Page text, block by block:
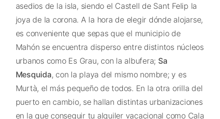
asedios de la isla, siendo el Castell de Sant Felip la
joya de la corona. A la hora de elegir dónde alojarse,
es conveniente que sepas que el municipio de
Mahón se encuentra disperso entre distintos núcleos
urbanos como Es Grau, con la albufera; Sa
Mesquida, con la playa del mismo nombre; y es
Murtà, el más pequeño de todos. En la otra orilla del
puerto en cambio, se hallan distintas urbanizaciones
en la que conseguir tu alquiler vacacional como Cala